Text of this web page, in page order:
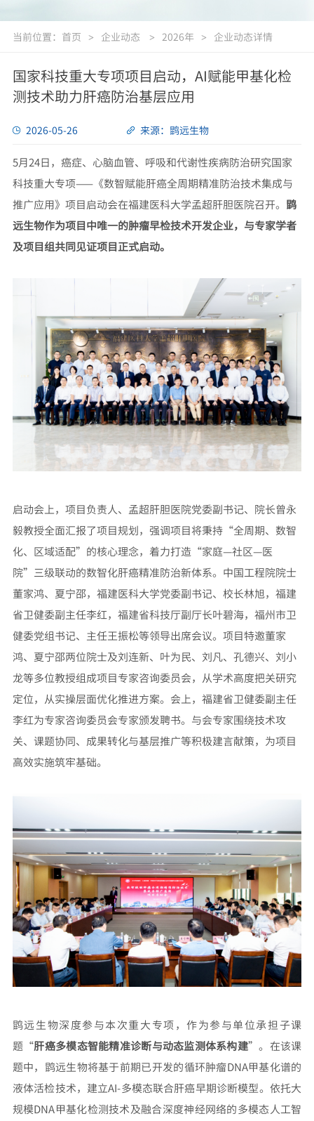
当前位置： 首页 > 企业动态 > 2026年 > 企业动态详情
国家科技重大专项项目启动，AI赋能甲基化检
测技术助力肝癌防治基层应用
2026-05-26 来源：鹍远生物
5月24日，癌症、心脑血管、呼吸和代谢性疾病防治研究国家
科技重大专项——《数智赋能肝癌全周期精准防治技术集成与
推广应用》项目启动会在福建医科大学孟超肝胆医院召开。 鹍
远生物作为项目中唯一的肿瘤早检技术开发企业，与专家学者
及项目组共同见证项目正式启动。
启动会上，项目负责人、孟超肝胆医院党委副书记、院长曾永
毅教授全面汇报了项目规划，强调项目将秉持“全周期、数智
化、区域适配”的核心理念，着力打造“家庭—社区—医
院”三级联动的数智化肝癌精准防治新体系。中国工程院院士
董家鸿、夏宁邵，福建医科大学党委副书记、校长林旭，福建
省卫健委副主任李红，福建省科技厅副厅长叶碧海，福州市卫
健委党组书记、主任王振松等领导出席会议。项目特邀董家
鸿、夏宁邵两位院士及刘连新、叶为民、刘凡、孔德兴、刘小
龙等多位教授组成项目专家咨询委员会，从学术高度把关研究
定位，从实操层面优化推进方案。会上，福建省卫健委副主任
李红为专家咨询委员会专家颁发聘书。与会专家围绕技术攻
关、课题协同、成果转化与基层推广等积极建言献策，为项目
高效实施筑牢基础。
鹍远生物深度参与本次重大专项，作为参与单位承担子课
题“肝癌多模态智能精准诊断与动态监测体系构建”。在该课
题中，鹍远生物将基于前期已开发的循环肿瘤DNA甲基化谱的
液体活检技术，建立AI-多模态联合肝癌早期诊断模型。依托大
规模DNA甲基化检测技术及融合深度神经网络的多模态人工智